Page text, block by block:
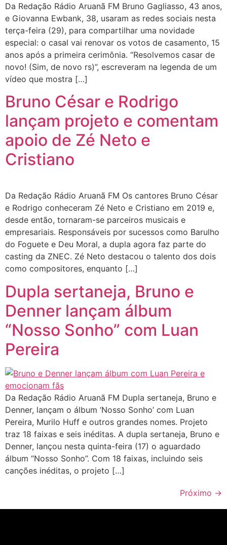
Da Redação Rádio Aruanã FM Bruno Gagliasso, 43 anos,
e Giovanna Ewbank, 38, usaram as redes sociais nesta
terça-feira (29), para compartilhar uma novidade
especial: o casal vai renovar os votos de casamento, 15
anos após a primeira cerimônia. “Resolvemos casar de
novo! (Sim, de novo rs)”, escreveram na legenda de um
vídeo que mostra […]
Bruno César e Rodrigo
lançam projeto e comentam
apoio de Zé Neto e
Cristiano
Da Redação Rádio Aruanã FM Os cantores Bruno César
e Rodrigo conheceram Zé Neto e Cristiano em 2019 e,
desde então, tornaram-se parceiros musicais e
empresariais. Responsáveis por sucessos como Barulho
do Foguete e Deu Moral, a dupla agora faz parte do
casting da ZNEC. Zé Neto destacou o talento dos dois
como compositores, enquanto […]
Dupla sertaneja, Bruno e
Denner lançam álbum
“Nosso Sonho” com Luan
Pereira
Da Redação Rádio Aruanã FM Dupla sertaneja, Bruno e
Denner, lançam o álbum ‘Nosso Sonho’ com Luan
Pereira, Murilo Huff e outros grandes nomes. Projeto
traz 18 faixas e seis inéditas. A dupla sertaneja, Bruno e
Denner, lançou nesta quinta-feira (17) o aguardado
álbum “Nosso Sonho”. Com 18 faixas, incluindo seis
canções inéditas, o projeto […]
Próximo →